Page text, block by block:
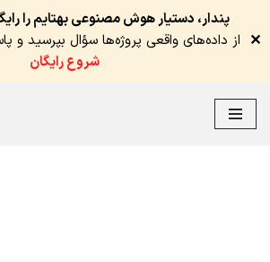
پندار، دستیار هوش مصنوعی بهتایم را
از داده‌های واقعی پروژه‌ها سؤال بپرسید و
شروع رایگان
✕
پرش